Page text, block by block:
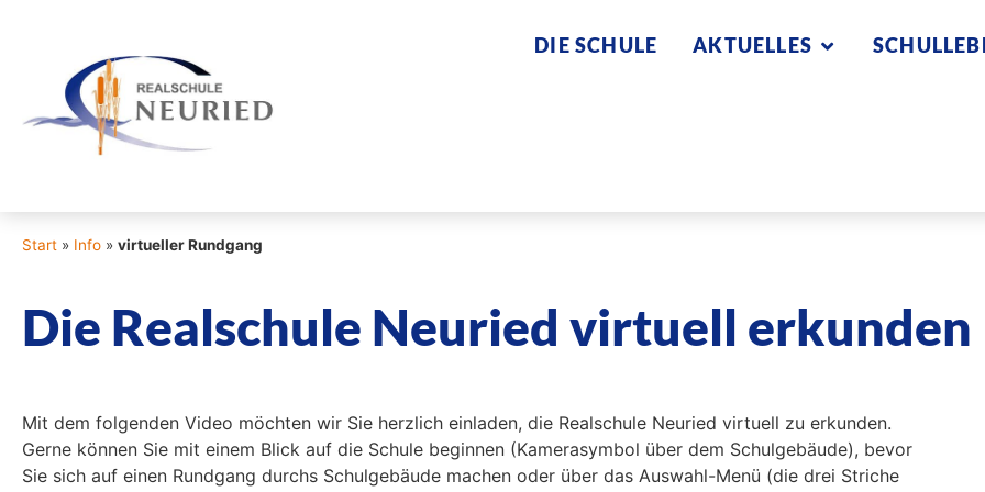
DIE SCHULE AKTUELLES
Start » Info » virtueller Rundgang
Die Realschule Neuried virtuell erkunden
Mit dem folgenden Video möchten wir Sie herzlich einladen, die Realschule Neuried virtuell zu erkunden.
Gerne können Sie mit einem Blick auf die Schule beginnen (Kamerasymbol über dem Schulgebäude), bevor
Sie sich auf einen Rundgang durchs Schulgebäude machen oder über das Auswahl-Menü (die drei Striche